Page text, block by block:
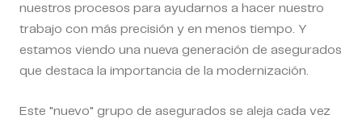
nuestros procesos para ayudarnos a hacer nuestro
trabajo con más precisión y en menos tiempo. Y
estamos viendo una nueva generación de asegurados
que destaca la importancia de la modernización.
Este "nuevo" grupo de asegurados se aleja cada vez